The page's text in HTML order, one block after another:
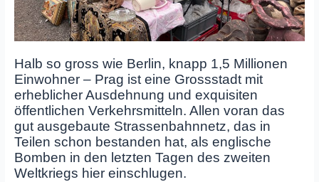
Halb so gross wie Berlin, knapp 1,5 Millionen
Einwohner – Prag ist eine Grossstadt mit
erheblicher Ausdehnung und exquisiten
öffentlichen Verkehrsmitteln. Allen voran das
gut ausgebaute Strassenbahnnetz, das in
Teilen schon bestanden hat, als englische
Bomben in den letzten Tagen des zweiten
Weltkriegs hier einschlugen.